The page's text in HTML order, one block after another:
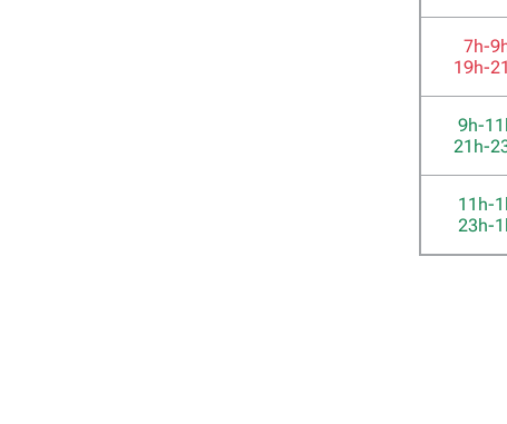
7h-
19h-
9h-
21h-
11h-
23h-